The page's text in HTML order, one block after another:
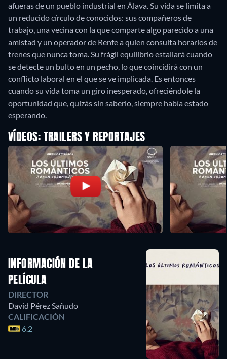
afueras de un pueblo industrial en Álava. Su vida se limita a
un reducido círculo de conocidos: sus compañeros de
trabajo, una vecina con la que comparte algo parecido a una
amistad y un operador de Renfe a quien consulta horarios de
trenes que nunca toma. Su frágil equilibrio estallará cuando
se detecte un bulto en un pecho, lo que coincidirá con un
conflicto laboral en el que se ve implicada. Es entonces
cuando su vida toma un giro inesperado, ofreciéndole la
oportunidad que, quizás sin saberlo, siempre había estado
esperando.
VÍDEOS: TRAILERS Y REPORTAJES
INFORMACIÓN DE LA
PELÍCULA
DIRECTOR
David Pérez Sañudo
CALIFICACIÓN
6.2